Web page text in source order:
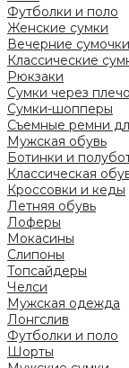
Футболки и поло
Женские сумки
Вечерние сумочки
Классические
Рюкзаки
Сумки через плечо
Сумки-шопперы
Съемные ремни
Мужская обувь
Ботинки и
Классическая
Кроссовки и кеды
Летняя обувь
Лоферы
Мокасины
Слипоны
Топсайдеры
Челси
Мужская одежда
Лонгслив
Футболки и поло
Шорты